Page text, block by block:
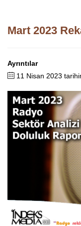
Mart 2023
Ayrıntılar
11 Nisan 2023